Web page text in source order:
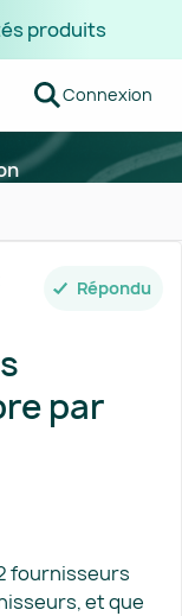
produits
Connexion
Répondu
par
fournisseurs
et que